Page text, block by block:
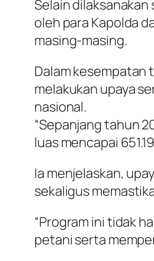
Selain
oleh para Kapolda
masing-masing.
Dalam kesempatan
melakukan upaya
nasional.
“Sepanjang tahun
luas mencapai
Ia menjelaskan,
sekaligus
“Program ini tidak
petani serta